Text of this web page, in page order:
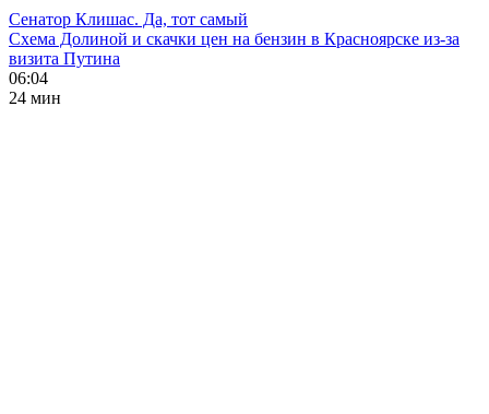
Сенатор Клишас. Да, тот самый
Схема Долиной и скачки цен на бензин в Красноярске из-за
визита Путина
06:04
24 мин